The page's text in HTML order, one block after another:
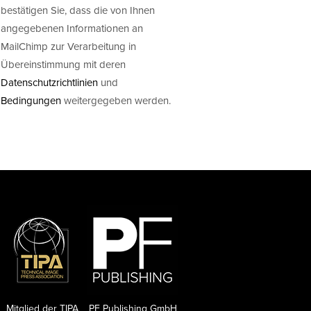
bestätigen Sie, dass die von Ihnen
angegebenen Informationen an
MailChimp zur Verarbeitung in
Übereinstimmung mit deren
Datenschutzrichtlinien und
Bedingungenweitergegeben werden.
PF Publishing GmbH
Mitglied der TIPA